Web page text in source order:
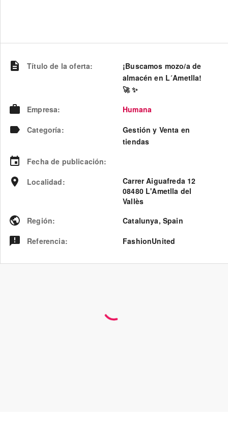
Título de la oferta:
¡Buscamos mozo/a de
almacén en L´Ametlla!
🚀 ✨
Empresa:
Humana
Categoría:
Gestión y Venta en
tiendas
Fecha de publicación:
Localidad:
Carrer Aiguafreda 12
08480 L'Ametlla del
Vallès
Región: Catalunya, Spain
Referencia: FashionUnited